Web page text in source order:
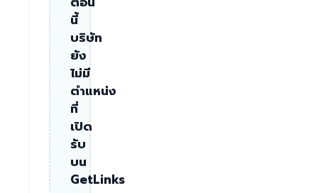
นี้
บริษัท
ยัง
ไม่มี
ตำแหน่ง
ที่
เปิด
รับ
บน
GetLinks